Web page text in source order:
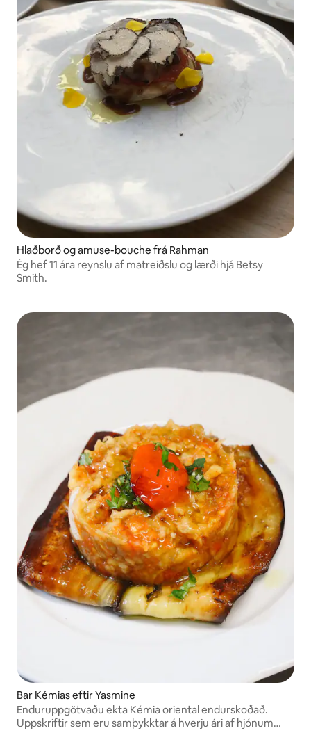
Hlaðborð og amuse-bouche frá Rahman
Ég hef 11 ára reynslu af matreiðslu og lærði hjá Betsy
Smith.
Bar Kémias eftir Yasmine
Enduruppgötvaðu ekta Kémia oriental endurskoðað.
Uppskriftir sem eru samþykktar á hverju ári af hjónum